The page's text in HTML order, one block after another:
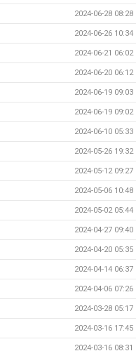
2024-06-28 08:28
2024-06-26 10:34
2024-06-21 06:02
2024-06-20 06:12
2024-06-19 09:03
2024-06-19 09:02
2024-06-10 05:33
2024-05-26 19:32
2024-05-12 09:27
2024-05-06 10:48
2024-05-02 05:44
2024-04-27 09:40
2024-04-20 05:35
2024-04-14 06:37
2024-04-06 07:26
2024-03-28 05:17
2024-03-16 17:45
2024-03-16 08:31